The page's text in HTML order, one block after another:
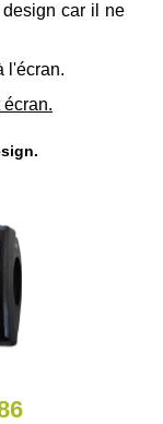
car il ne
l'écran.